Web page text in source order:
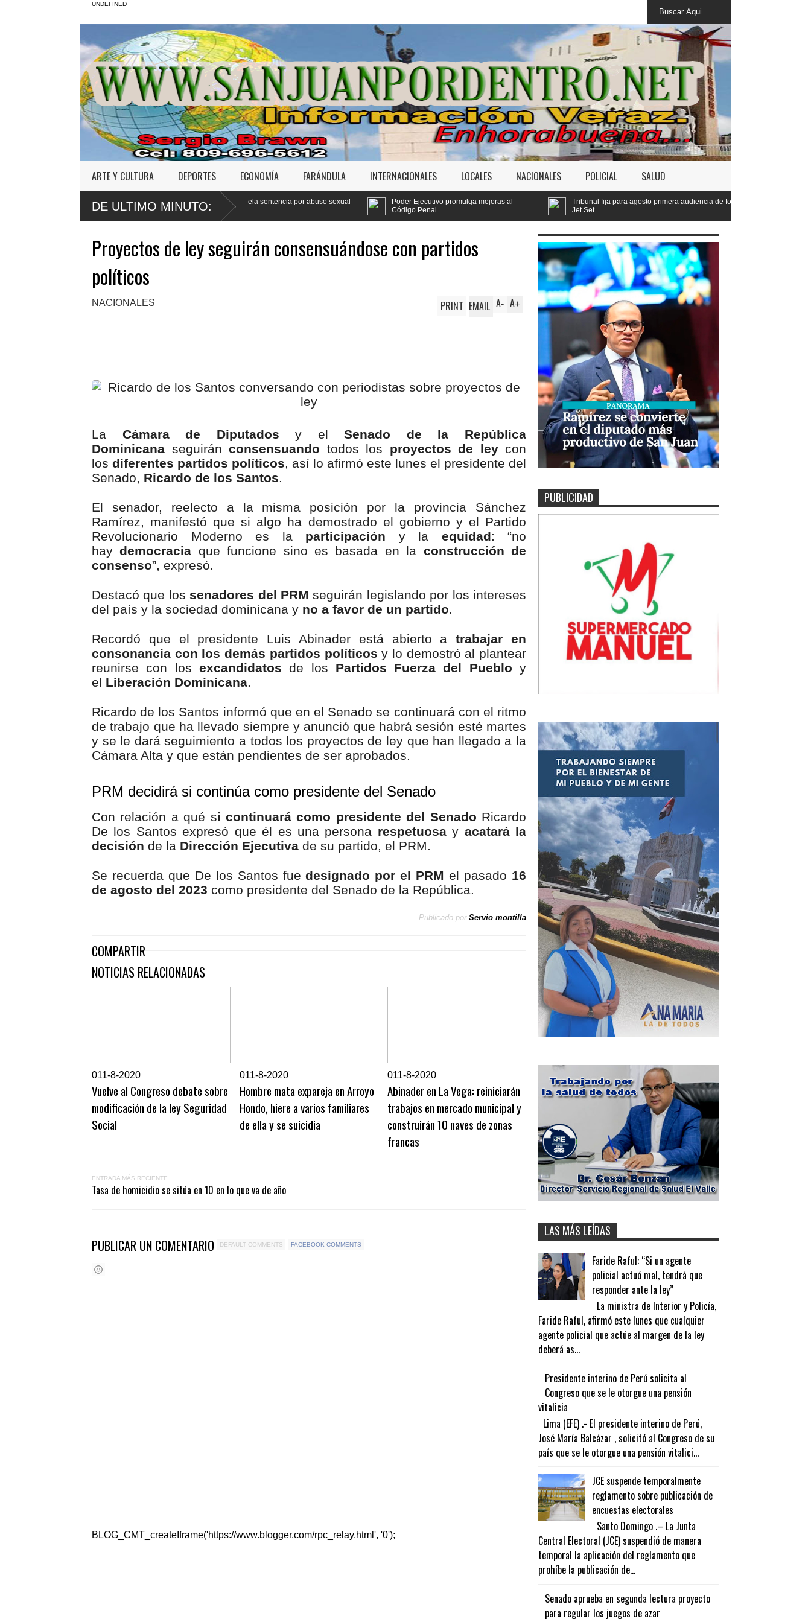
UNDEFINED
ARTE Y CULTURA DEPORTES ECONOMÍA FARÁNDULA INTERNACIONALES LOCALES NACIONALES POLICIAL SALUD
DE ULTIMO MINUTO:
Defensa de Wander Franco apela sentencia por abuso sexual
a menor
Poder Ejecutivo promulga mejoras al
Tribunal fija para agosto primera audiencia de fondo por derrumbe del
Proyectos de ley seguirán consensuándose con partidos
políticos
NACIONALES A+
A-
PRINT EMAIL
La Cámara de Diputados y el Senado de la República
Dominicana seguirán consensuando todos los proyectos de leycon
los diferentes partidos políticos, así lo afirmó este lunes el presidente del
Senado, Ricardo de los Santos.
El senador, reelecto a la misma posición por la provincia Sánchez
Ramírez, manifestó que si algo ha demostrado el gobierno y el Partido
Revolucionario Moderno es laparticipación y la equidad: “no
haydemocracia que funcione sino es basada en la construcción de
consenso”, expresó.
Destacó que los senadores del PRM seguirán legislando por los intereses
del país y la sociedad dominicana y no a favor de un partido.
Recordó que el presidente Luis Abinader está abierto atrabajar en
consonancia con los demás partidos políticos y lo demostró al plantear
reunirse con los excandidatos de los Partidos Fuerza del Pueblo y
el Liberación Dominicana.
Ricardo de los Santos informó que en el Senado se continuará con el ritmo
de trabajo que ha llevado siempre y anunció que habrá sesión esté martes
y se le dará seguimiento a todos los proyectos de ley que han llegado a la
Cámara Alta y que están pendientes de ser aprobados.
PRM decidirá si continúa como presidente del Senado
Con relación a qué si continuará como presidente del Senado Ricardo
De los Santos expresó que él es una persona respetuosay acatará la
decisión de la Dirección Ejecutiva de su partido, el PRM.
Se recuerda que De los Santos fue designado por el PRM el pasado 16
de agosto del 2023 como presidente del Senado de la República.
Publicado por Servio montilla
COMPARTIR
NOTICIAS RELACIONADAS
011-8-2020
Vuelve al Congreso debate sobre
modificación de la ley Seguridad
Social
011-8-2020
Hombre mata expareja en Arroyo
Hondo, hiere a varios familiares
de ella y se suicidia
011-8-2020
Abinader en La Vega: reiniciarán
trabajos en mercado municipal y
construirán 10 naves de zonas
francas
ENTRADA MÁS RECIENTE
Tasa de homicidio se sitúa en 10 en lo que va de año
PUBLICAR UN COMENTARIO DEFAULT COMMENTS FACEBOOK COMMENTS
BLOG_CMT_createIframe('https://www.blogger.com/rpc_relay.html', '0');
PUBLICIDAD
LAS MÁS LEÍDAS
Faride Raful: “Si un agente
policial actuó mal, tendrá que
responder ante la ley”
La ministra de Interior y Policía,
Faride Raful, afirmó este lunes que cualquier
agente policial que actúe al margen de la ley
deberá as...
Presidente interino de Perú solicita al
Congreso que se le otorgue una pensión
vitalicia
Lima (EFE) .- El presidente interino de Perú,
José María Balcázar , solicitó al Congreso de su
país que se le otorgue una pensión vitalici...
JCE suspende temporalmente
reglamento sobre publicación de
encuestas electorales
Santo Domingo .– La Junta
Central Electoral (JCE) suspendió de manera
temporal la aplicación del reglamento que
prohíbe la publicación de...
Senado aprueba en segunda lectura proyecto
para regular los juegos de azar